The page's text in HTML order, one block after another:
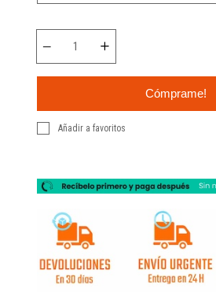
Cómprame!
Añadir a favoritos